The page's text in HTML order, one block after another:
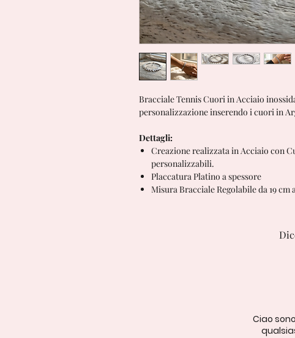
Bracciale Tennis Cuori in Acciaio
personalizzazione inserendo i cuori in
Dettagli:
Creazione realizzata in Acciaio con
personalizzabili.
Placcatura Platino a spessore
Misura Bracciale Regolabile da 19 cm
Ciao